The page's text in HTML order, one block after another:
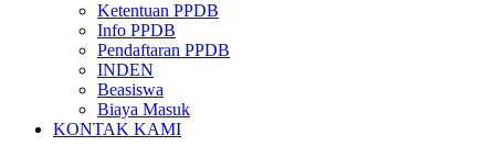
Ketentuan PPDB
Info PPDB
Pendaftaran PPDB
INDEN
Beasiswa
Biaya Masuk
KONTAK KAMI